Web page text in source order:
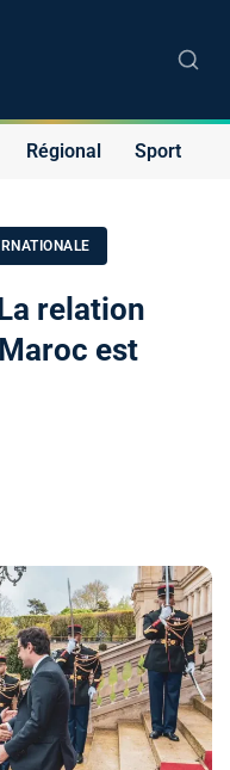
Régional Sport
relation
est